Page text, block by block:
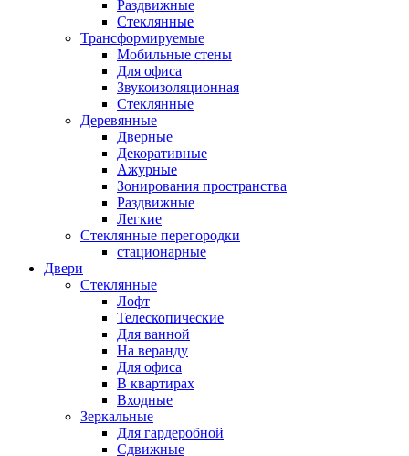
Раздвижные
Стеклянные
Трансформируемые
Мобильные стены
Для офиса
Звукоизоляционная
Стеклянные
Деревянные
Дверные
Декоративные
Ажурные
Зонирования пространства
Раздвижные
Легкие
Стеклянные перегородки
стационарные
Двери
Стеклянные
Лофт
Телескопические
Для ванной
На веранду
Для офиса
В квартирах
Входные
Зеркальные
Для гардеробной
Сдвижные